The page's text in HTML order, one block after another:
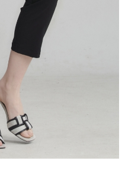
AFTEE先享後付」服務完成之交
，並將交易相關給付款項請求債
網址：
或監護人之同意方可使用
起之損失，本公司不負相關責
別帳號之用戶狀況，依本公司即
足之情形，本公司將視審查結果
註冊。若發現惡意使用之情形，
使用額度並採取法律行動。